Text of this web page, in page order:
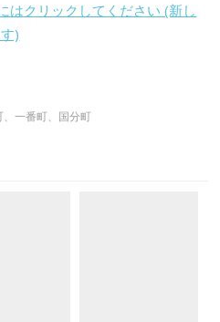
はクリックしてください (新し
)
一番町、国分町